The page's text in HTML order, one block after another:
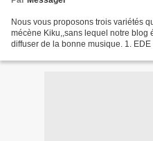
Nous vous proposons trois variétés
mécène Kiku,,sans lequel notre blog
diffuser de la bonne musique. 1.